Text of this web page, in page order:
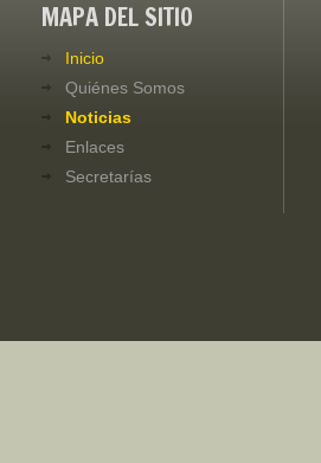
MAPA DEL SITIO
Inicio
Quiénes Somos
Noticias
Enlaces
Secretarías